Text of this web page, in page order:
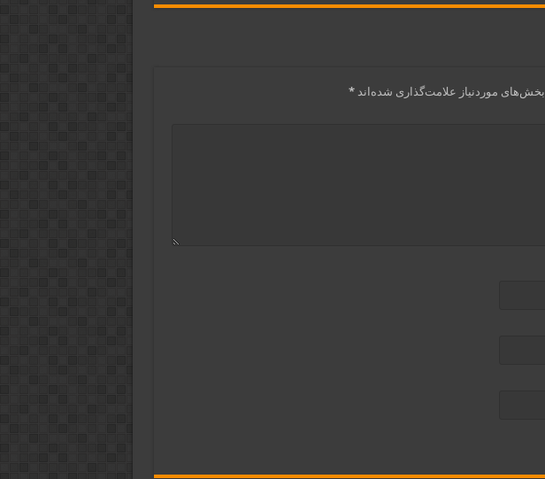
بخش‌های موردنیاز علامت‌گذاری شده‌اند*